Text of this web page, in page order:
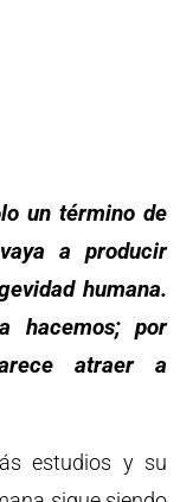
un término de
a producir
humana.
hacemos; por
atraer a
estudios y su